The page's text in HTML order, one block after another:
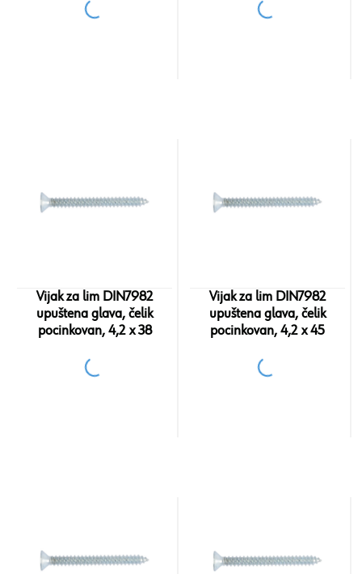
Vijak za lim DIN7982
upuštena glava, čelik
pocinkovan, 4,2 x 38
Vijak za lim DIN7982
upuštena glava, čelik
pocinkovan, 4,2 x 45